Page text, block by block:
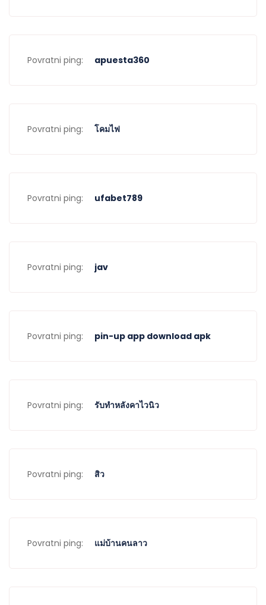
Povratni ping: apuesta360
Povratni ping: โคมไฟ
Povratni ping: ufabet789
Povratni ping: jav
Povratni ping: pin-up app download apk
Povratni ping: รับทำหลังคาไวนิว
Povratni ping: สิว
Povratni ping: แม่บ้านคนลาว